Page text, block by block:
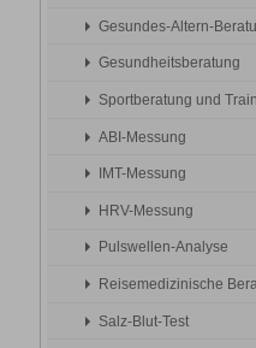
Gesundes-Altern-
Gesundheitsberatung
Sportberatung und
ABI-Messung
IMT-Messung
HRV-Messung
Pulswellen-Analyse
Reisemedizinische
Salz-Blut-Test